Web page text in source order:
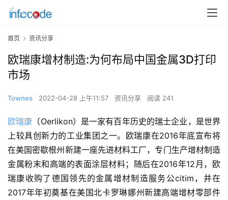
首页 资讯分享
欧瑞康增材制造:为何布局中国金属3D打印
市场
Townes 2022-04-28 上午11:57 资讯分享 阅读 241
欧瑞康 （Oerlikon）是一家有百年历史的瑞士企业，是世界
上较具创新力的工业集团之一。欧瑞康在2016年底宣布将
在美国密歇根州新建一座先进材料工厂，专门生产增材制造
金属粉末和高端的表面涂层材料；随后在2016年12月，欧
瑞康收购了德国领先的金属增材制造服务公citim，并在
2017年年初奠基在美国北卡罗琳娜州新建高端增材零部件